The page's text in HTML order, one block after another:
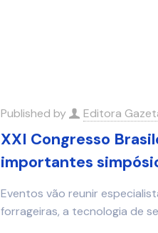
Published by Editora
XXI Congresso
importantes
Eventos vão reunir
forrageiras, a tecnologia de